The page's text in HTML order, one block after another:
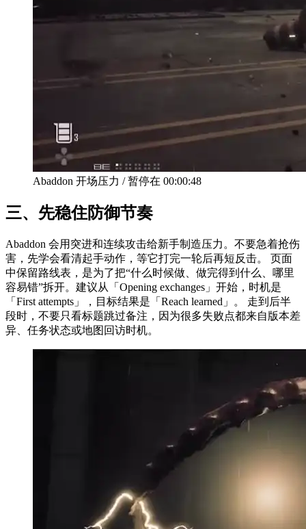
Abaddon 开场压力 / 暂停在 00:00:48
三、 先稳住防御节奏
Abaddon 会用突进和连续攻击给新手制造压力。不要急着抢伤
害，先学会看清起手动作，等它打完一轮后再短反击。 页面
中保留路线表，是为了把“什么时候做、做完得到什么、哪里
容易错”拆开。建议从「Opening exchanges」开始，时机是
「First attempts」，目标结果是「Reach learned」。 走到后半
段时，不要只看标题跳过备注，因为很多失败点都来自版本差
异、任务状态或地图回访时机。